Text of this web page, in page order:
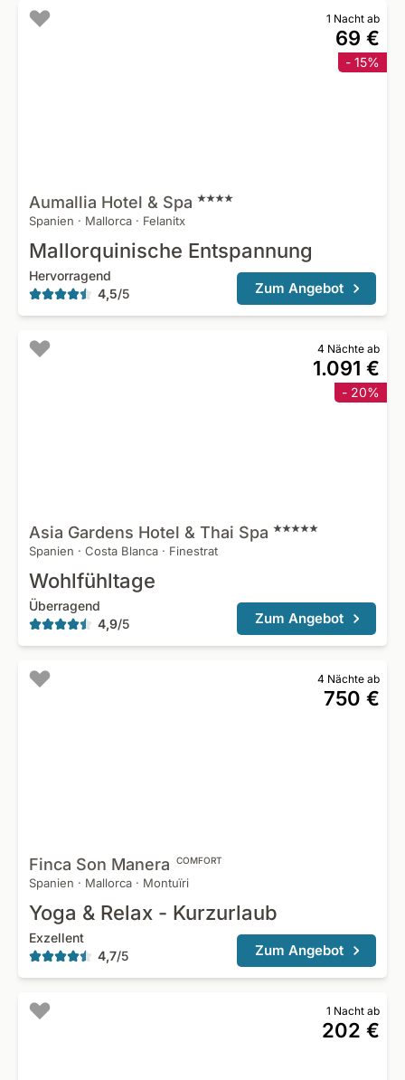
1 Nacht ab
69 €
- 15%
Aumallia Hotel & Spa
Spanien · Mallorca · Felanitx
Mallorquinische Entspannung
Hervorragend
4,5/5 Zum Angebot
4 Nächte ab
1.091 €
- 20%
Asia Gardens Hotel & Thai Spa
Spanien · Costa Blanca · Finestrat
Wohlfühltage
Überragend
4,9/5 Zum Angebot
4 Nächte ab
750 €
Finca Son Manera COMFORT
Spanien · Mallorca · Montuïri
Yoga & Relax - Kurzurlaub
Exzellent
4,7/5 Zum Angebot
1 Nacht ab
202 €